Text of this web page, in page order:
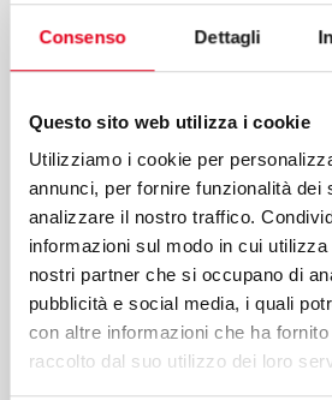
Consenso Dettagli
Questo sito web utilizza i cookie
Utilizziamo i cookie per
annunci, per fornire funzionalità dei
analizzare il nostro traffico.
informazioni sul modo in cui
nostri partner che si occupano di
pubblicità e social media, i quali
con altre informazioni che ha
raccolto dal suo utilizzo dei loro
AQUECEDOR DE ALIMENTOS